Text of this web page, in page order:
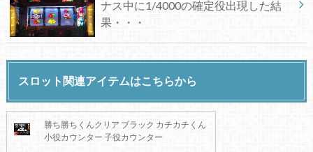
ナス中に1/4000の確定役出現した結
果・・・
スロット関連アイテムはこちらから
勝ち勝ちくんクリア ブラック カチカチくん
小役カウンター 子役カウンター